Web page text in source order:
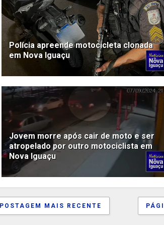
Polícia apreende motocicleta clonada
em Nova Iguaçu
Jovem morre após cair de moto e ser
atropelado por outro motociclista em
Nova Iguaçu
POSTAGEM MAIS RECENTE